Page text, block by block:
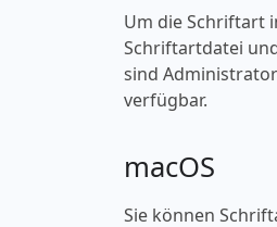
Um die Schriftart
Schriftartdatei
sind
verfügbar.
macOS
Sie können